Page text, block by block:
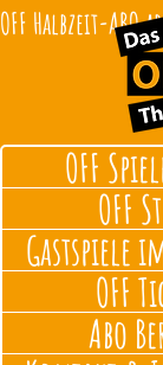
OFF Halbzeit-
OFF
OFF
Gastspiele
OFF
Abo